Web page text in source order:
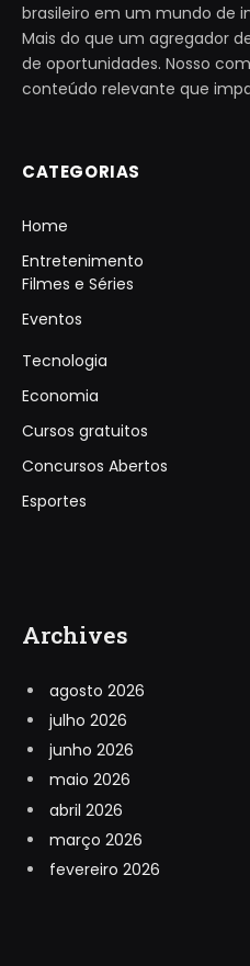
brasileiro em um mundo de
Mais do que um agregador
de oportunidades. Nosso
conteúdo relevante que
CATEGORIAS
Home
Entretenimento
Filmes e Séries
Eventos
Tecnologia
Economia
Cursos gratuitos
Concursos Abertos
Esportes
Archives
agosto 2026
julho 2026
junho 2026
maio 2026
abril 2026
março 2026
fevereiro 2026